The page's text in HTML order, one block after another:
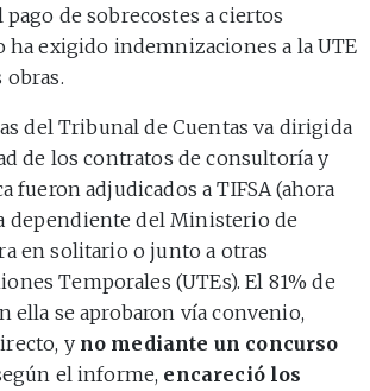
de sobrecostes a ciertos
ha exigido indemnizaciones a la UTE
obras.
del Tribunal de Cuentas va dirigida
de los contratos de consultoría y
fueron adjudicados a TIFSA (ahora
dependiente del Ministerio de
en solitario o junto a otras
Temporales (UTEs). El 81% de
ella se aprobaron vía convenio,
y no mediante un concurso
el informe, encareció los